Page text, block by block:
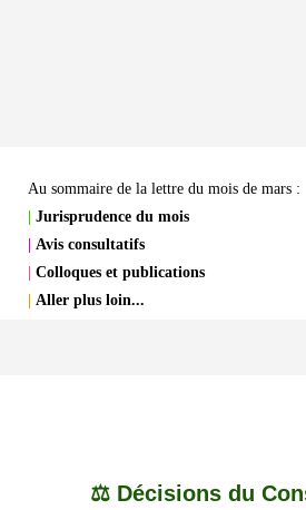
Au sommaire de la lettre du mois de mars :
Jurisprudence du mois
Avis consultatifs
Colloques et publications
Aller plus loin...
⚖️ Décisions du